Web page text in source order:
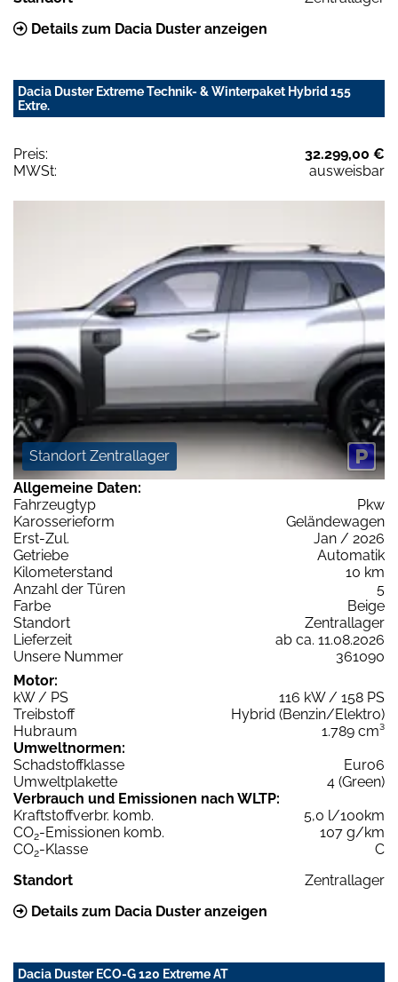
Details zum Dacia Duster anzeigen
Dacia Duster Extreme Technik- & Winterpaket Hybrid 155
Extre.
Preis:
32.299,00 €
MWSt:
ausweisbar
Standort Zentrallager
Allgemeine Daten:
Fahrzeugtyp
Pkw
Karosserieform
Geländewagen
Erst-Zul.
Jan / 2026
Getriebe
Automatik
Kilometerstand
10 km
Anzahl der Türen
5
Farbe
Beige
Standort
Zentrallager
Lieferzeit
ab ca. 11.08.2026
Unsere Nummer
361090
Motor:
kW / PS
116 kW / 158 PS
Treibstoff
Hybrid (Benzin/Elektro)
Hubraum
1.789 cm³
Umweltnormen:
Schadstoffklasse
Euro6
Umweltplakette
4 (Green)
Verbrauch und Emissionen nach WLTP:
Kraftstoffverbr. komb.
5,0 l/100km
CO2-Emissionen komb.
107 g/km
CO2-Klasse
C
Standort
Zentrallager
Details zum Dacia Duster anzeigen
Dacia Duster ECO-G 120 Extreme AT